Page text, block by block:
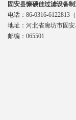
固安县慷硕佳过滤设备制
电话：86-0316-6122813
地址：河北省廊坊市固
邮编：065501